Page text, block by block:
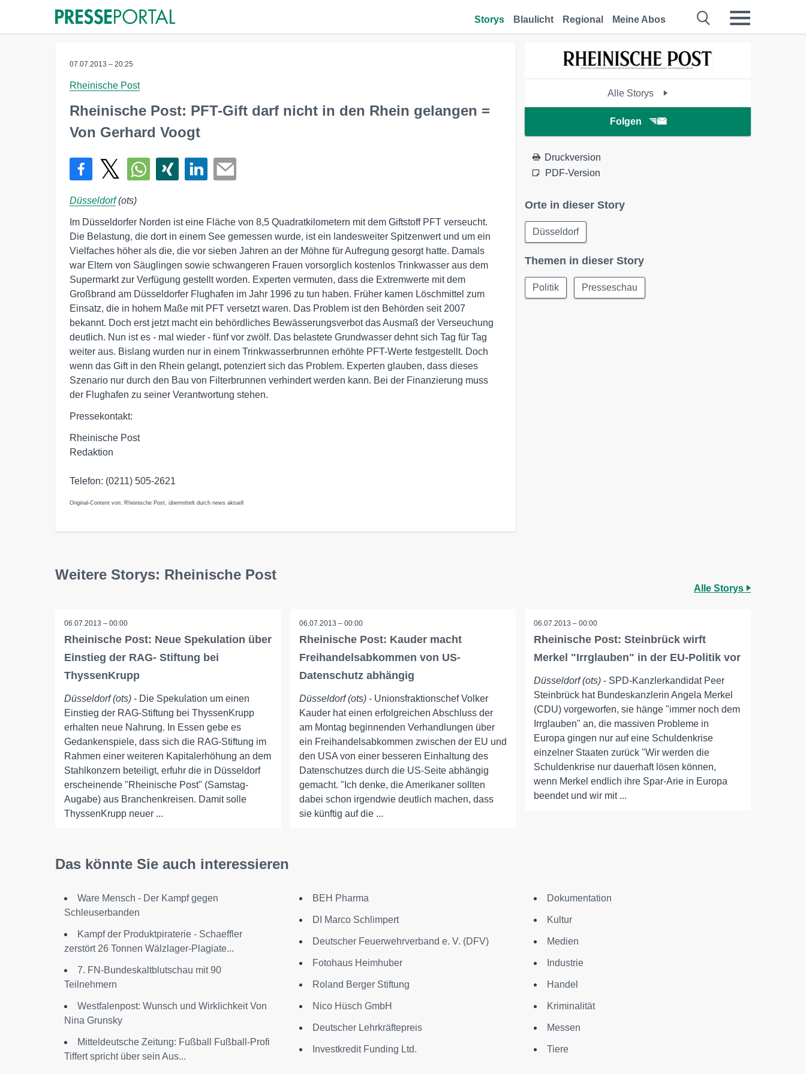
Storys Blaulicht Regional Meine Abos
07.07.2013 – 20:25
Rheinische Post
Rheinische Post: PFT-Gift darf nicht in den Rhein gelangen =
Von Gerhard Voogt
Düsseldorf(ots)
Im Düsseldorfer Norden ist eine Fläche von 8,5 Quadratkilometern mit dem Giftstoff PFT verseucht.
Die Belastung, die dort in einem See gemessen wurde, ist ein landesweiter Spitzenwert und um ein
Vielfaches höher als die, die vor sieben Jahren an der Möhne für Aufregung gesorgt hatte. Damals
war Eltern von Säuglingen sowie schwangeren Frauen vorsorglich kostenlos Trinkwasser aus dem
Supermarkt zur Verfügung gestellt worden. Experten vermuten, dass die Extremwerte mit dem
Großbrand am Düsseldorfer Flughafen im Jahr 1996 zu tun haben. Früher kamen Löschmittel zum
Einsatz, die in hohem Maße mit PFT versetzt waren. Das Problem ist den Behörden seit 2007
bekannt. Doch erst jetzt macht ein behördliches Bewässerungsverbot das Ausmaß der Verseuchung
deutlich. Nun ist es - mal wieder - fünf vor zwölf. Das belastete Grundwasser dehnt sich Tag für Tag
weiter aus. Bislang wurden nur in einem Trinkwasserbrunnen erhöhte PFT-Werte festgestellt. Doch
wenn das Gift in den Rhein gelangt, potenziert sich das Problem. Experten glauben, dass dieses
Szenario nur durch den Bau von Filterbrunnen verhindert werden kann. Bei der Finanzierung muss
der Flughafen zu seiner Verantwortung stehen.
Pressekontakt:
Rheinische Post
Redaktion
Telefon: (0211) 505-2621
Original-Content von: Rheinische Post, übermittelt durch news aktuell
Alle Storys
Folgen
Druckversion
PDF-Version
Orte in dieser Story
Düsseldorf
Themen in dieser Story
Politik Presseschau
Weitere Storys: Rheinische Post
Alle Storys
06.07.2013 – 00:00
Rheinische Post: Neue Spekulation über
Einstieg der RAG- Stiftung bei
ThyssenKrupp
Düsseldorf (ots) - Die Spekulation um einen
Einstieg der RAG-Stiftung bei ThyssenKrupp
erhalten neue Nahrung. In Essen gebe es
Gedankenspiele, dass sich die RAG-Stiftung im
Rahmen einer weiteren Kapitalerhöhung an dem
Stahlkonzern beteiligt, erfuhr die in Düsseldorf
erscheinende "Rheinische Post" (Samstag-
Augabe) aus Branchenkreisen. Damit solle
ThyssenKrupp neuer ...
06.07.2013 – 00:00
Rheinische Post: Kauder macht
Freihandelsabkommen von US-
Datenschutz abhängig
Düsseldorf (ots)- Unionsfraktionschef Volker
Kauder hat einen erfolgreichen Abschluss der
am Montag beginnenden Verhandlungen über
ein Freihandelsabkommen zwischen der EU und
den USA von einer besseren Einhaltung des
Datenschutzes durch die US-Seite abhängig
gemacht. "Ich denke, die Amerikaner sollten
dabei schon irgendwie deutlich machen, dass
sie künftig auf die ...
06.07.2013 – 00:00
Rheinische Post: Steinbrück wirft
Merkel "Irrglauben" in der EU-Politik vor
Düsseldorf (ots) - SPD-Kanzlerkandidat Peer
Steinbrück hat Bundeskanzlerin Angela Merkel
(CDU) vorgeworfen, sie hänge "immer noch dem
Irrglauben" an, die massiven Probleme in
Europa gingen nur auf eine Schuldenkrise
einzelner Staaten zurück "Wir werden die
Schuldenkrise nur dauerhaft lösen können,
wenn Merkel endlich ihre Spar-Arie in Europa
beendet und wir mit ...
Das könnte Sie auch interessieren
Ware Mensch - Der Kampf gegen
Schleuserbanden
Kampf der Produktpiraterie - Schaeffler
zerstört 26 Tonnen Wälzlager-Plagiate...
7. FN-Bundeskaltblutschau mit 90
Teilnehmern
Westfalenpost: Wunsch und Wirklichkeit Von
Nina Grunsky
Mitteldeutsche Zeitung: Fußball Fußball-Profi
Tiffert spricht über sein Aus...
BEH Pharma
DI Marco Schlimpert
Deutscher Feuerwehrverband e. V. (DFV)
Fotohaus Heimhuber
Roland Berger Stiftung
Nico Hüsch GmbH
Deutscher Lehrkräftepreis
Investkredit Funding Ltd.
Dokumentation
Kultur
Medien
Industrie
Handel
Kriminalität
Messen
Tiere